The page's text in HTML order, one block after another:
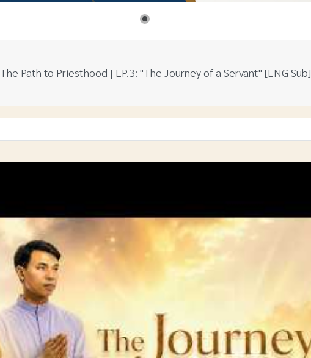
The Path to Priesthood | EP.3: "The Journey of a Servant" [ENG Sub]